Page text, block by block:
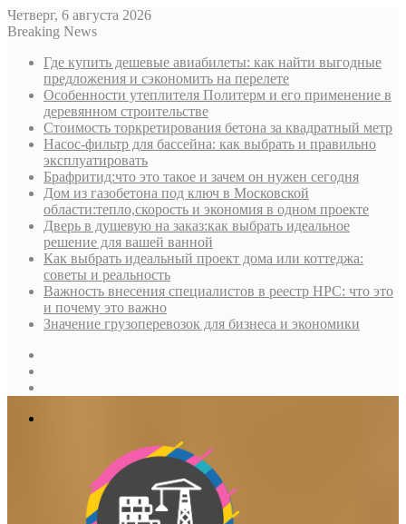
Четверг, 6 августа 2026
Breaking News
Где купить дешевые авиабилеты: как найти выгодные
предложения и сэкономить на перелете
Особенности утеплителя Политерм и его применение в
деревянном строительстве
Стоимость торкретирования бетона за квадратный метр
Насос-фильтр для бассейна: как выбрать и правильно
эксплуатировать
Брафритид:что это такое и зачем он нужен сегодня
Дом из газобетона под ключ в Московской
области:тепло,скорость и экономия в одном проекте
Дверь в душевую на заказ:как выбрать идеальное
решение для вашей ванной
Как выбрать идеальный проект дома или коттеджа:
советы и реальность
Важность внесения специалистов в реестр НРС: что это
и почему это важно
Значение грузоперевозок для бизнеса и экономики